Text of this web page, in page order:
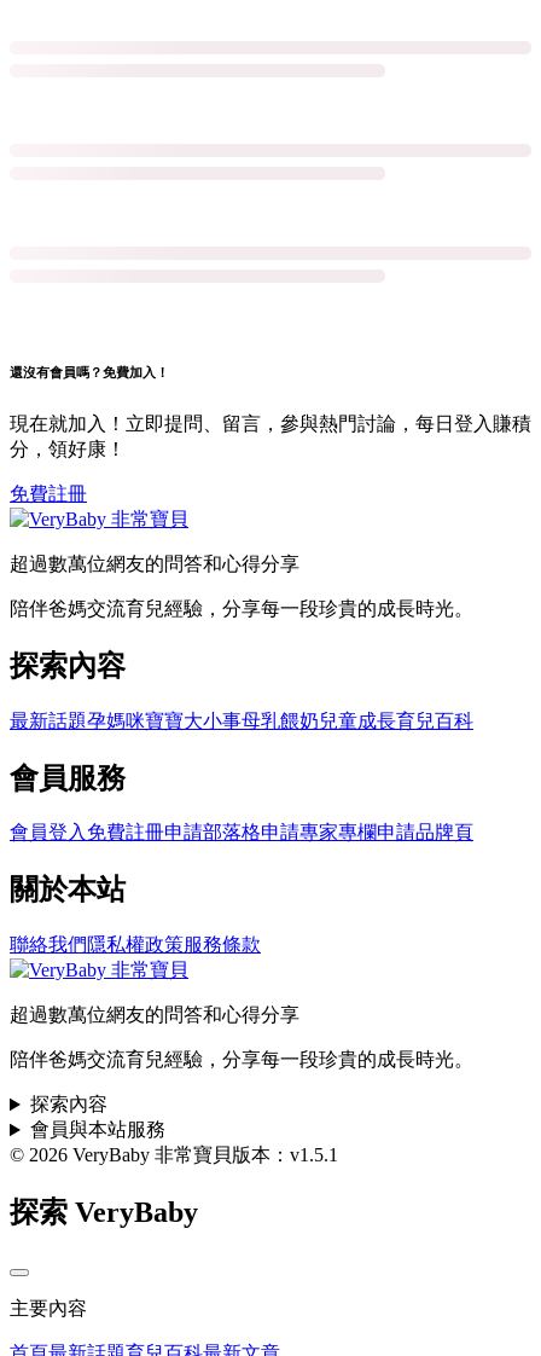
還沒有會員嗎？免費加入！
現在就加入！立即提問、留言，參與熱門討論，每日登入賺積
分，領好康！
免費註冊
超過數萬位網友的問答和心得分享
陪伴爸媽交流育兒經驗，分享每一段珍貴的成長時光。
探索內容
最新話題孕媽咪寶寶大小事母乳餵奶兒童成長育兒百科
會員服務
會員登入免費註冊申請部落格申請專家專欄申請品牌頁
關於本站
聯絡我們 隱私權政策服務條款
超過數萬位網友的問答和心得分享
陪伴爸媽交流育兒經驗，分享每一段珍貴的成長時光。
探索內容
會員與本站服務
© 2026 VeryBaby 非常寶貝版本：v1.5.1
探索 VeryBaby
主要內容